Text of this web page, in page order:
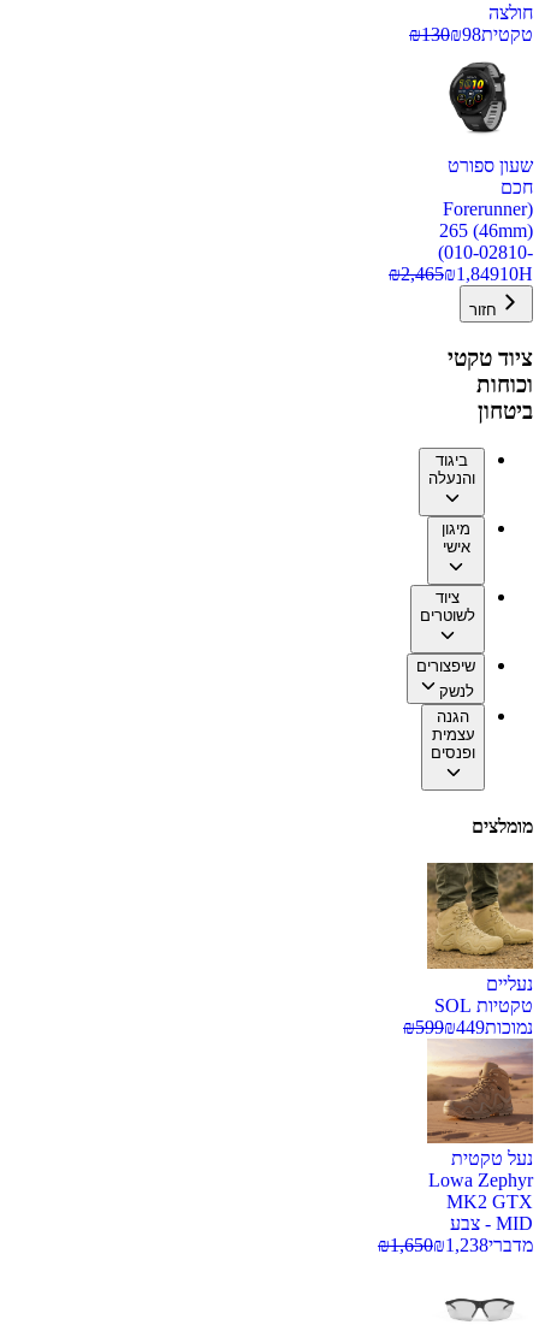
חולצה
טקטית
₪98
₪130
שעון ספורט
חכם
(Forerunner
265 (46mm)
(010-02810-
10H
₪1,849
₪2,465
חזור
ציוד טקטי
וכוחות
ביטחון
ביגוד
והנעלה
מיגון
אישי
ציוד
לשוטרים
שיפצורים
לנשק
הגנה
עצמית
ופנסים
מומלצים
נעליים
טקטיות SOL
נמוכות
₪449
₪599
נעל טקטית
Lowa Zephyr
MK2 GTX
MID - צבע
מדברי
₪1,238
₪1,650